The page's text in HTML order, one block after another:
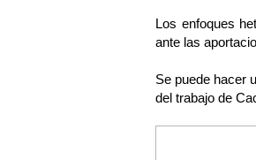
Los enfoques
ante las
Se puede hacer
del trabajo de